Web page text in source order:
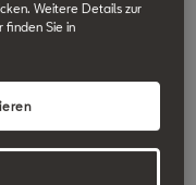
Weitere Details zur
finden Sie in